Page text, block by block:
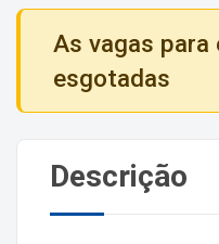
As vagas
esgotadas
Descrição